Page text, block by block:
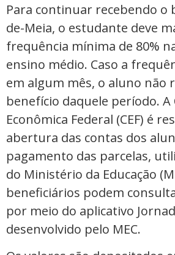
Para continuar recebendo o
de-Meia, o estudante deve
frequência mínima de 80%
ensino médio. Caso a
em algum mês, o aluno não
benefício daquele período. A
Econômica Federal (CEF) é
abertura das contas dos
pagamento das parcelas,
do Ministério da Educação
beneficiários podem
por meio do aplicativo
desenvolvido pelo MEC.